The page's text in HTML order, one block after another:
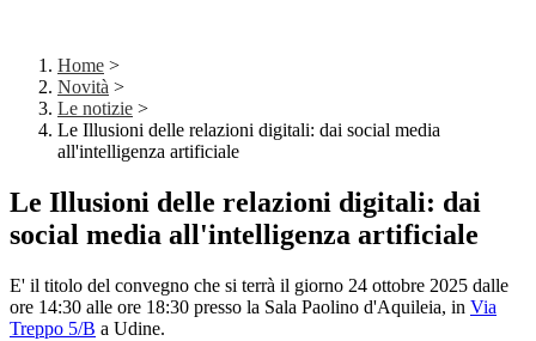
Home >
Novità >
Le notizie >
Le Illusioni delle relazioni digitali: dai social media
all'intelligenza artificiale
Le Illusioni delle relazioni digitali: dai
social media all'intelligenza artificiale
E' il titolo del convegno che si terrà il giorno 24 ottobre 2025 dalle
ore 14:30 alle ore 18:30 presso la Sala Paolino d'Aquileia, in Via
Treppo 5/B a Udine.